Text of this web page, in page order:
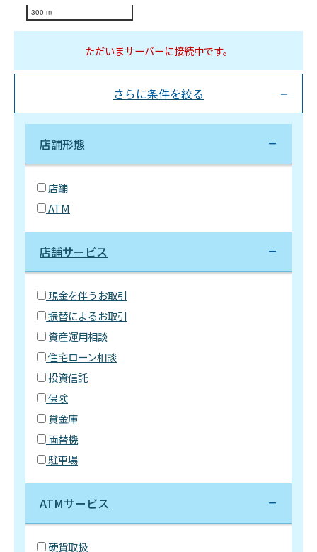
300 m
ただいまサーバーに接続中です。
さらに条件を絞る
店舗形態
店舗
ATM
店舗サービス
現金を伴うお取引
振替によるお取引
資産運用相談
住宅ローン相談
投資信託
保険
貸金庫
両替機
駐車場
ATMサービス
硬貨取扱